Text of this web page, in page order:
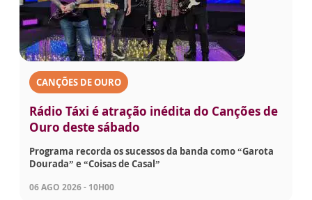
CANÇÕES DE OURO
Rádio Táxi é atração inédita do Canções de
Ouro deste sábado
Programa recorda os sucessos da banda como “Garota
Dourada” e “Coisas de Casal”
06 AGO 2026 - 10H00